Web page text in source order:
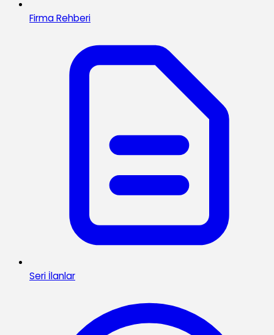
Firma Rehberi
Seri İlanlar